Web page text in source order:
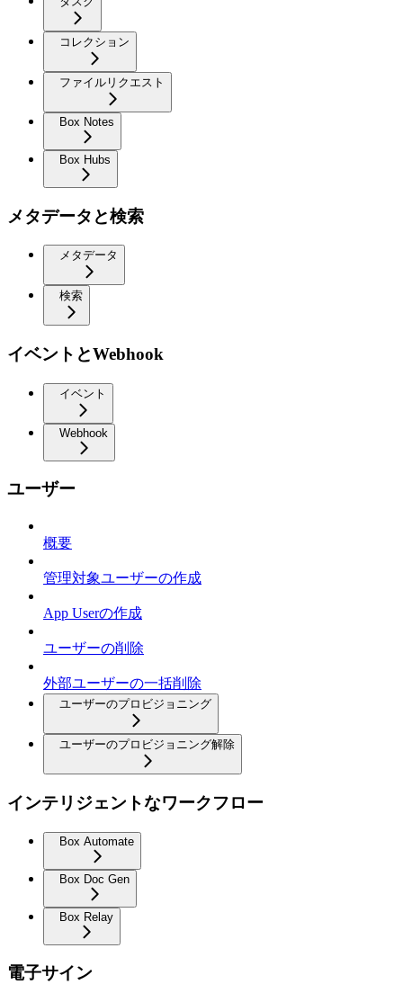
コレクション
ファイルリクエスト
Box Notes
Box Hubs
メタデータと検索
メタデータ
検索
イベントとWebhook
イベント
Webhook
ユーザー
概要
管理対象ユーザーの作成
App Userの作成
ユーザーの削除
外部ユーザーの一括削除
ユーザーのプロビジョニング
ユーザーのプロビジョニング解除
インテリジェントなワークフロー
Box Automate
Box Doc Gen
Box Relay
電子サイン